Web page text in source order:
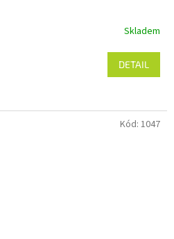
Skladem
DETAIL
Kód: 1047